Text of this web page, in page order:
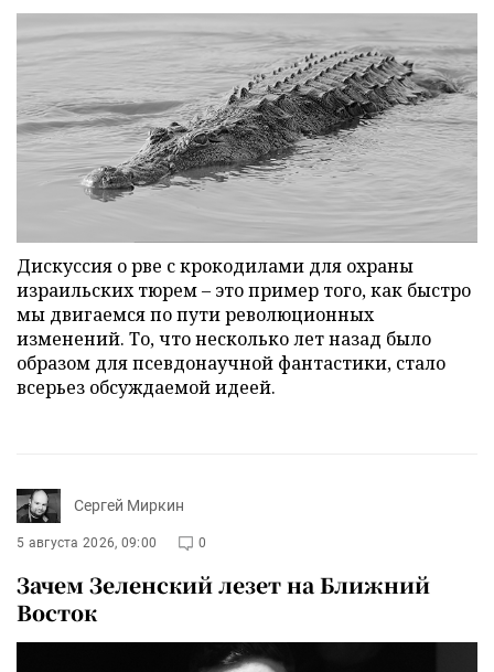
Дискуссия о рве с крокодилами для охраны
израильских тюрем – это пример того, как быстро
мы двигаемся по пути революционных
изменений. То, что несколько лет назад было
образом для псевдонаучной фантастики, стало
всерьез обсуждаемой идеей.
Сергей Миркин
5 августа 2026, 09:00 0
Зачем Зеленский лезет на Ближний
Восток